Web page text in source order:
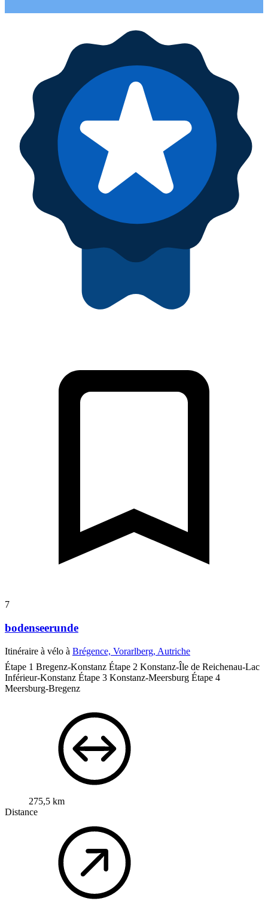
7
bodenseerunde
Itinéraire à vélo à Brégence, Vorarlberg, Autriche
Étape 1 Bregenz-Konstanz Étape 2 Konstanz-Île de Reichenau-Lac
Inférieur-Konstanz Étape 3 Konstanz-Meersburg Étape 4
Meersburg-Bregenz
275,5 km
Distance